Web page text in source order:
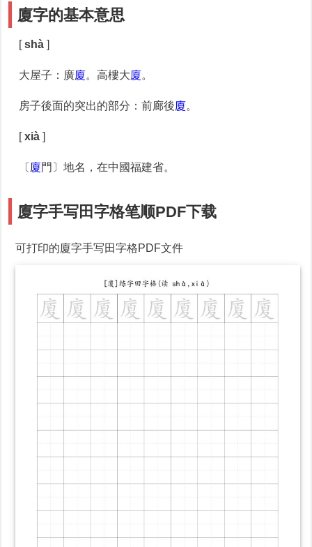
廈字的基本意思
[shà ]
大屋子 ：廣廈。高樓大廈。
房子後面的突出的部分 ：前廊後廈。
[xià ]
〔 廈門〕地名，在中國福建省。
廈字手写田字格笔顺PDF下载
可打印的廈字手写田字格PDF文件